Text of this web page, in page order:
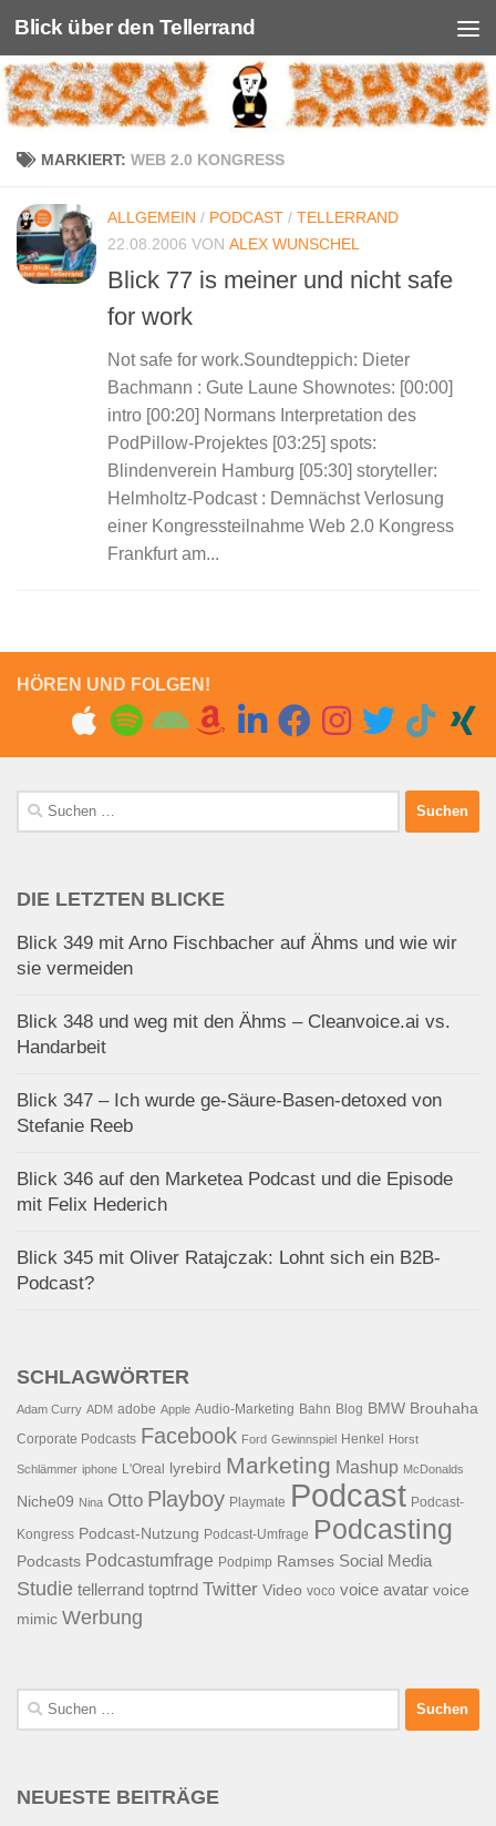
Unter dem Inhalt
Blick über den Tellerrand
MARKIERT: WEB 2.0 KONGRESS
ALLGEMEIN / PODCAST / TELLERRAND
22.08.2006 VON ALEX WUNSCHEL
Blick 77 is meiner und nicht safe
for work
Not safe for work.Soundteppich: Dieter
Bachmann : Gute Laune Shownotes: [00:00]
intro [00:20] Normans Interpretation des
PodPillow-Projektes [03:25] spots:
Blindenverein Hamburg [05:30] storyteller:
Helmholtz-Podcast : Demnächst Verlosung
einer Kongressteilnahme Web 2.0 Kongress
Frankfurt am...
HÖREN UND FOLGEN!
Suchen
nach:
DIE LETZTEN BLICKE
Blick 349 mit Arno Fischbacher auf Ähms und wie wir
sie vermeiden
Blick 348 und weg mit den Ähms – Cleanvoice.ai vs.
Handarbeit
Blick 347 – Ich wurde ge-Säure-Basen-detoxed von
Stefanie Reeb
Blick 346 auf den Marketea Podcast und die Episode
mit Felix Hederich
Blick 345 mit Oliver Ratajczak: Lohnt sich ein B2B-
Podcast?
SCHLAGWÖRTER
Adam Curry ADM adobe Apple Audio-Marketing Bahn Blog BMW Brouhaha
Corporate Podcasts Facebook Ford Gewinnspiel Henkel Horst
Schlämmer iphone L'Oreal lyrebird Marketing Mashup McDonalds
Niche09 Nina Otto Playboy Playmate Podcast Podcast-
Kongress Podcast-Nutzung Podcast-Umfrage Podcasting
Podcasts Podcastumfrage Podpimp Ramses Social Media
Studie tellerrand toptrnd Twitter Video voco voice avatar voice
mimic Werbung
Suchen
nach:
NEUESTE BEITRÄGE